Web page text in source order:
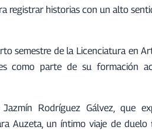
registrar historias con un alto
semestre de la Licenciatura en
como parte de su formación
Rodríguez Gálvez, que
Auzeta, un íntimo viaje de duelo